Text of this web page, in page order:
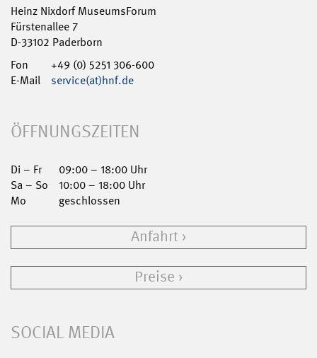
Heinz Nixdorf MuseumsForum
Fürstenallee 7
D-33102 Paderborn
Fon
+49 (0) 5251 306-600
E-Mail
service(at)hnf.de
ÖFFNUNGSZEITEN
Di – Fr
09:00 – 18:00 Uhr
Sa – So
10:00 – 18:00 Uhr
Mo
geschlossen
Anfahrt
Preise
SOCIAL MEDIA